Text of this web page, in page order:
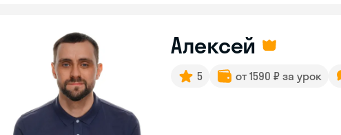
Алексей
5 от 1590 ₽ за урок